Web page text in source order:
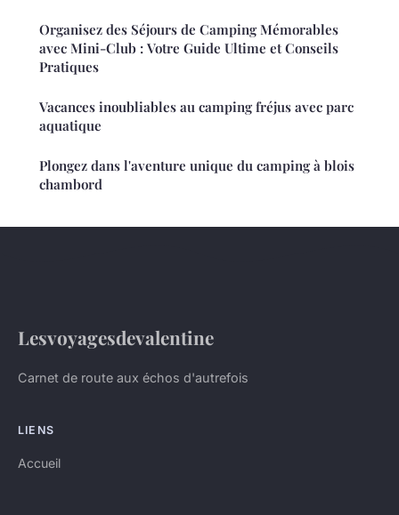
Organisez des Séjours de Camping Mémorables
avec Mini-Club : Votre Guide Ultime et Conseils
Pratiques
Vacances inoubliables au camping fréjus avec parc
aquatique
Plongez dans l'aventure unique du camping à blois
chambord
Lesvoyagesdevalentine
Carnet de route aux échos d'autrefois
LIENS
Accueil